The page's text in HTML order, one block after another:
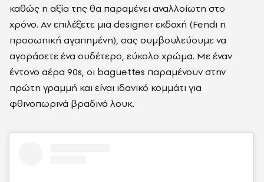
καθώς η αξία της θα παραμένει αναλλοίωτη στο
χρόνο. Αν επιλέξετε μια designer εκδοχή (Fendi η
προσωπική αγαπημένη), σας συμβουλεύουμε να
αγοράσετε ένα ουδέτερο, εύκολο χρώμα. Με έναν
έντονο αέρα 90s, οι baguettes παραμένουν στην
πρώτη γραμμή και είναι ιδανικό κομμάτι για
φθινοπωρινά βραδινά λουκ.